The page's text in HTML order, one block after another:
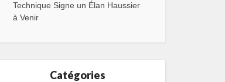
Technique Signe un Élan Haussier
à Venir
Catégories